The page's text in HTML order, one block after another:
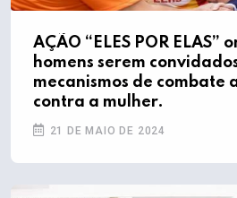
AÇÃO “ELES POR ELAS”
homens serem
mecanismos de combate
contra a mulher.
21 DE MAIO DE 2024